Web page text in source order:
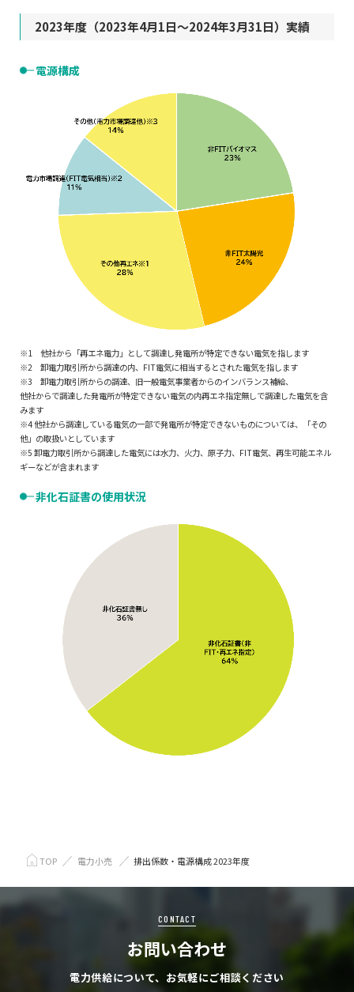
2023年度（2023年4月1日～2024年3月31日）実績
電源構成
※1 他社から「再エネ電力」として調達し発電所が特定できない電気を指します
※2 卸電力取引所から調達の内、FIT電気に相当するとされた電気を指します
※3 卸電力取引所からの調達、旧一般電気事業者からのインバランス補給、
他社からで調達した発電所が特定できない電気の内再エネ指定無しで調達した電気を含
みます
※4 他社から調達している電気の一部で発電所が特定できないものについては、「その
他」の取扱いとしています
※5 卸電力取引所から調達した電気には水力、火力、原子力、FIT電気、再生可能エネル
ギーなどが含まれます
非化石証書の使用状況
TOP 電力小売 排出係数・電源構成 2023年度
CONTACT
お問い合わせ
電力供給について、お気軽にご相談ください